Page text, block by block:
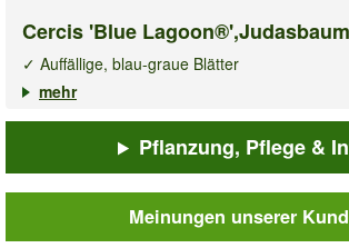
Cercis 'Blue Lagoon®',Judasbaum
✓ Auffällige, blau-graue Blätter
✓ Erinnert an Eukalyptus
Cercis 'Blue Lagoon®'ist ein
kleiner Baum, der eine attraktive
Form bietet. Die herzförmigen Blätter
auffälligen blau-grauen Farbton, ähnlich wie
Triebe zeigen eine tiefrote Farbe, die sich
mehr
Pflanzung, Pflege &
Meinungen unserer
Cercis